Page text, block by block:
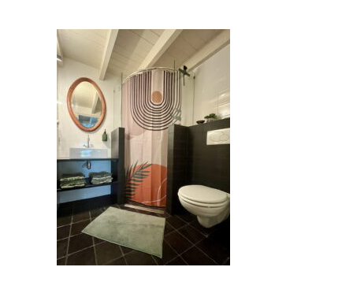
EVEN VOORSTELLEN
DEELNEMER WORDEN